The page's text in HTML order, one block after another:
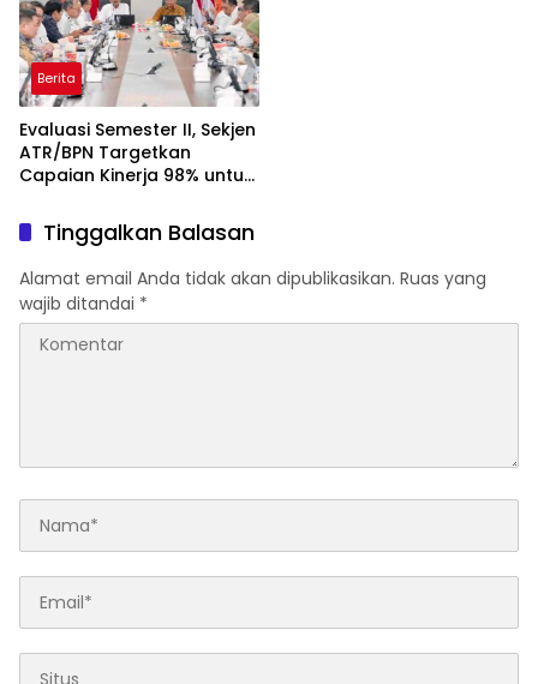
Berita
Tahun 2026 Kementerian
ATR/BPN Kembali Peroleh
Predikat WTP dari BPK RI
Berita
Evaluasi Semester II, Sekjen
ATR/BPN Targetkan
wajib ditandai*